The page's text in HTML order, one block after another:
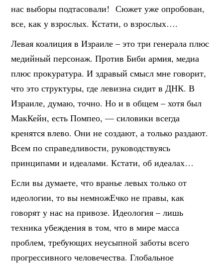
нас выборы подтасовали! Сюжет уже опробован,
все, как у взрослых. Кстати, о взрослых….
Левая коалиция в Израиле – это три генерала плюс
медийный персонаж. Против Биби армия, медиа
плюс прокуратура. И здравый смысл мне говорит,
что это структуры, где левизна сидит в ДНК. В
Израиле, думаю, точно. Но и в общем – хотя был
МакКейн, есть Помпео, — силовики всегда
кренятся влево. Они не создают, а только раздают.
Всем по справедливости, руководствуясь
принципами и идеалами. Кстати, об идеалах…
Если вы думаете, что вранье левых только от
идеологии, то вы немножЕчко не правы, как
говорят у нас на привозе. Идеология – лишь
техника убеждения в том, что в мире масса
проблем, требующих неусыпной заботы всего
прогрессивного человечества. Глобальное